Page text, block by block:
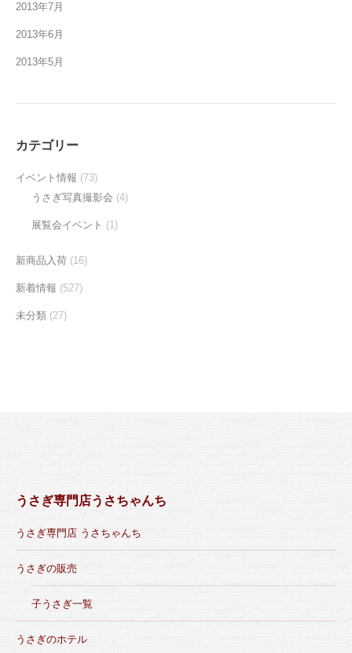
2013年7月
2013年6月
2013年5月
カテゴリー
イベント情報 (73)
うさぎ写真撮影会 (4)
展覧会イベント (1)
新商品入荷 (16)
新着情報 (527)
未分類 (27)
うさぎ専門店うさちゃんち
うさぎ専門店 うさちゃんち
うさぎの販売
子うさぎ一覧
うさぎのホテル